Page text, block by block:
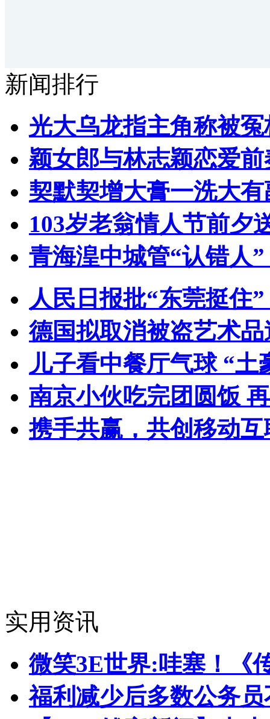
新闻排行
光大乌龙指主角称被
颖女郎与林志颖恋爱
契默契增大膏一洗大
103岁老翁情人节前夕
青海湟中城管“认错人
人民日报批“东莞挺住
德国拟取消被盗艺术
儿子看中餐厅气球 “土
南京小伙吃完团圆饭
携手共赢，共创移动
实用资讯
微笑3E世界:哇塞！《
福利减少后多数公务